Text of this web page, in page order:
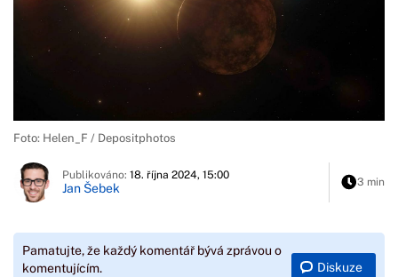
Foto: Helen_F / Depositphotos
Publikováno: 18. října 2024, 15:00
Jan Šebek 3 min
Pamatujte, že každý komentář bývá zprávou o
komentujícím.
Diskuze